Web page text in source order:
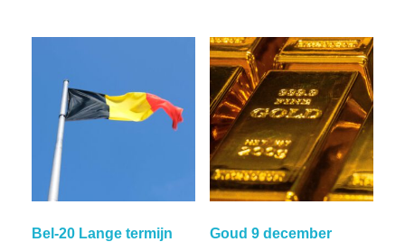
Bel-20 Lange termijn Goud 9 december